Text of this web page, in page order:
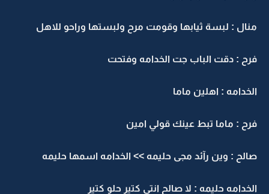
منال : لبسة ثيابها وقومت مرح ولبستها وراحو للاهل
فرح : دقت الباب جت الخدامه وفتحت
الخدامه : اهلين ماما
فرح : ماما تبط عينك قولي امين
صالح : وين رآئد مجى حليمه >> الخدامه اسمها حليمه
الخدامه حليمه : لا صالح انتى كتير حلو كتير